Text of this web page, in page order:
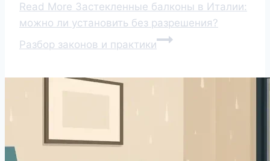
Read More Застекленные балконы в Италии:
можно ли установить без разрешения?
Разбор законов и практики